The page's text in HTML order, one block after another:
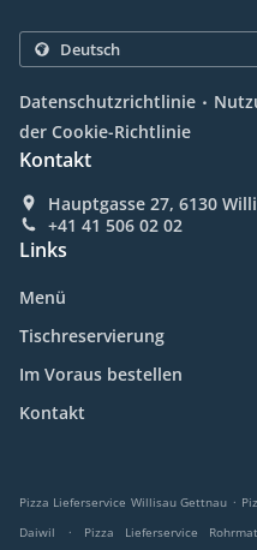
Datenschutzrichtlinie .
der Cookie-Richtlinie
Kontakt
Hauptgasse 27, 6130
+41 41 506 02 02
Links
Menü
Tischreservierung
Im Voraus bestellen
Kontakt
Pizza Lieferservice Willisau Gettnau .
Daiwil
. Pizza Lieferservice